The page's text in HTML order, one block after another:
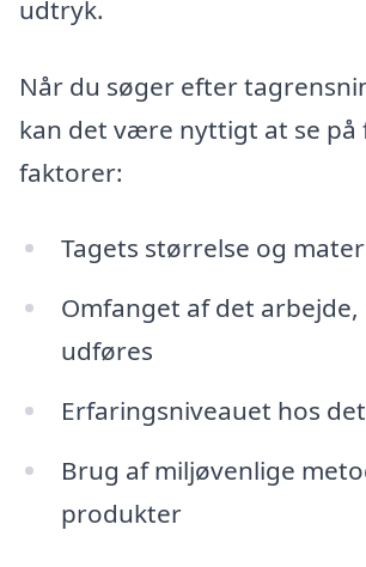
udtryk.
Når du søger efter
kan det være nyttigt at se på
faktorer:
Tagets størrelse og
Omfanget af det arbejde,
udføres
Erfaringsniveauet hos
Brug af miljøvenlige
produkter